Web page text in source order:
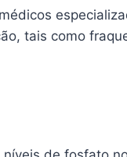
tais como